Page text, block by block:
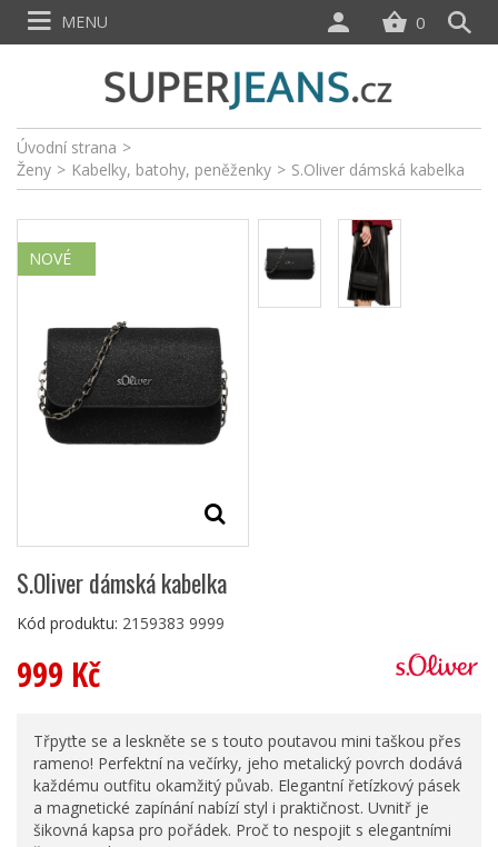
Úvodní strana >
Ženy > Kabelky, batohy, peněženky > S.Oliver dámská kabelka
NOVÉ
S.Oliver dámská kabelka
Kód produktu: 2159383 9999
999 Kč
Třpyťte se a leskněte se s touto poutavou mini taškou přes
rameno! Perfektní na večírky, jeho metalický povrch dodává
každému outfitu okamžitý půvab. Elegantní řetízkový pásek
a magnetické zapínání nabízí styl i praktičnost. Uvnitř je
šikovná kapsa pro pořádek. Proč to nespojit s elegantními
0
MENU